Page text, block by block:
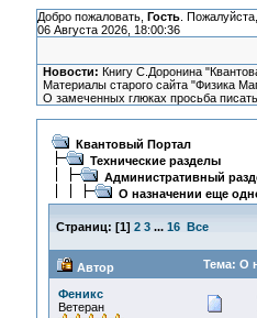
Добро пожаловать, Гость. Пожалуйста,
06 Августа 2026, 18:00:36
Новости: Книгу С.Доронина
Материалы старого сайта "Физика
О замеченных глюках просьба
Квантовый Портал
Технические разделы
Административный
О назначении еще
Страниц: [1] 2 3 ... 16 Все
Автор Тема: О
Феникс
Ветеран